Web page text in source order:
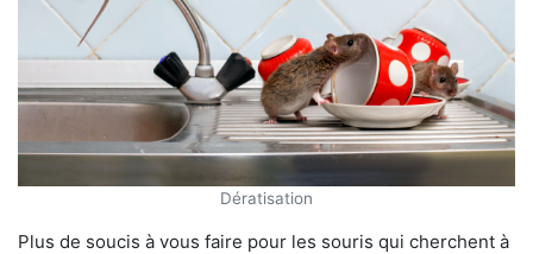
Dératisation
Plus de soucis à vous faire pour les souris qui cherchent à